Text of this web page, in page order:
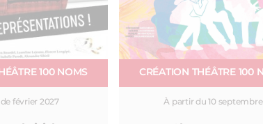
100 NOMS
février 2027
CRÉATION THÉÂTRE 100
À partir du 10 septembre